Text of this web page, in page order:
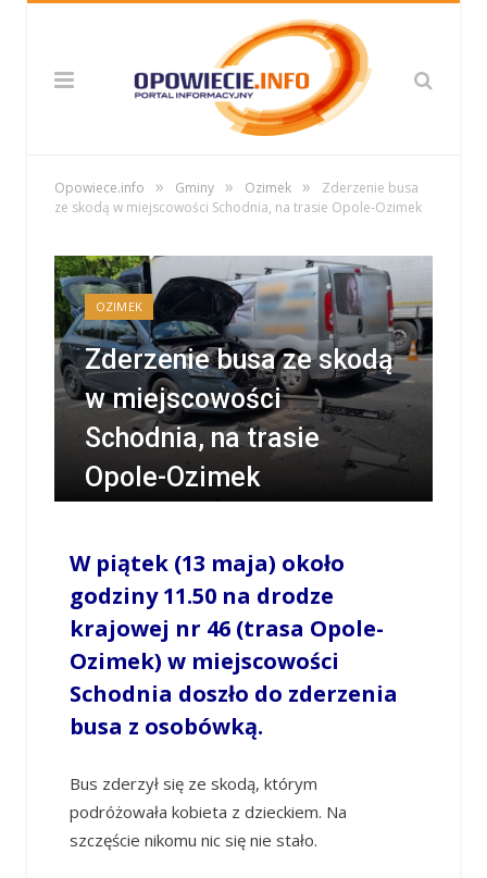
Opowiece.info » Gminy » Ozimek »
Zderzenie busa
ze skodą w miejscowości Schodnia, na trasie Opole-Ozimek
OZIMEK
Zderzenie busa ze skodą
w miejscowości
Schodnia, na trasie
Opole-Ozimek
W piątek (13 maja) około
godziny 11.50 na drodze
krajowej nr 46 (trasa Opole-
Ozimek) w miejscowości
Schodnia doszło do zderzenia
busa z osobówką.
Bus zderzył się ze skodą, którym
podróżowała kobieta z dzieckiem. Na
szczęście nikomu nic się nie stało.